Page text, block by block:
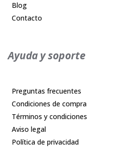
Blog
Contacto
Ayuda y soporte
Preguntas frecuentes
Condiciones de compra
Términos y condiciones
Aviso legal
Política de privacidad